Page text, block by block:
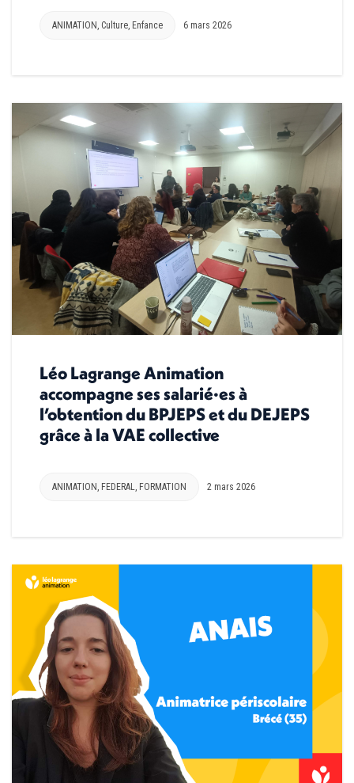
ANIMATION , Culture, Enfance 6 mars 2026
Léo Lagrange Animation
accompagne ses salarié·es à
l’obtention du BPJEPS et du DEJEPS
grâce à la VAE collective
ANIMATION , FEDERAL, FORMATION 2 mars 2026